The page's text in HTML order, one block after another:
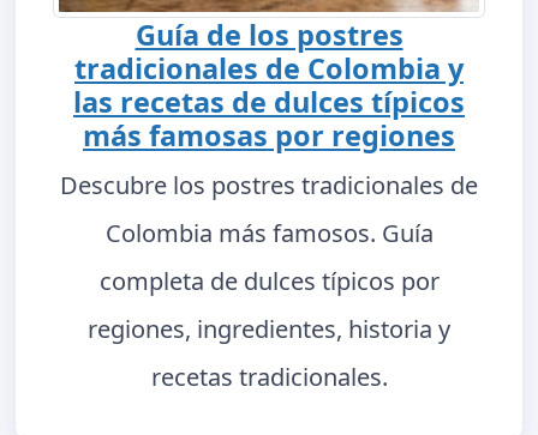
Guía de los postres
tradicionales de Colombia y
las recetas de dulces típicos
más famosas por regiones
Descubre los postres tradicionales de
Colombia más famosos. Guía
completa de dulces típicos por
regiones, ingredientes, historia y
recetas tradicionales.